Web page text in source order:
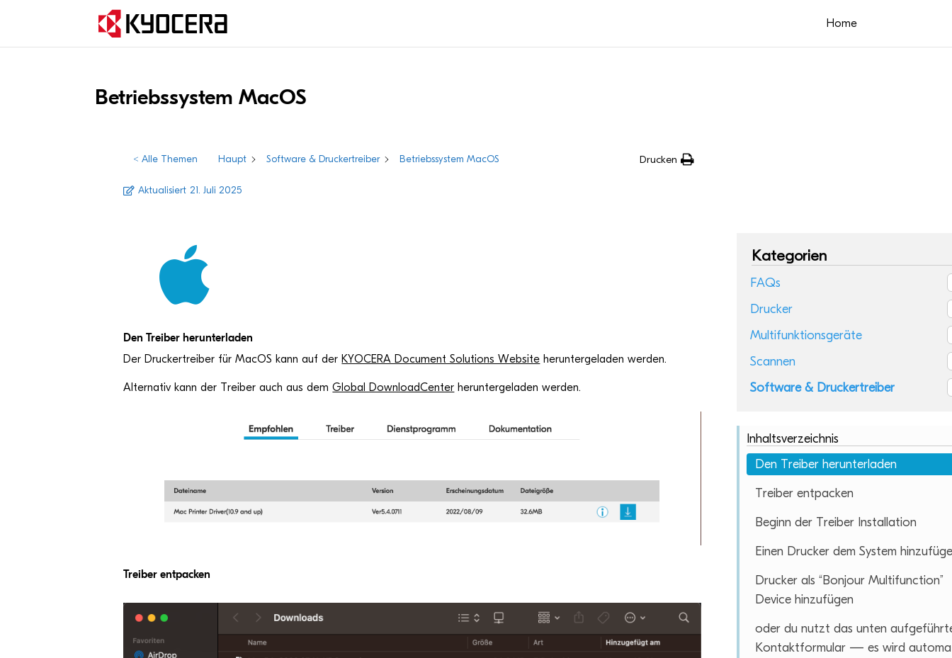
Home
Betriebs­sys­tem MacOS
< Alle Themen Haupt Software & Druckertreiber Betriebssystem MacOS Drucken
Aktualisiert 21. Juli 2025

Den Trei­ber herunterladen
Der Dru­cker­trei­ber für MacOS kann auf der KYOCERA Docu­ment Solu­ti­ons Web­site her­un­ter­ge­la­den werden.
Alter­na­tiv kann der Trei­ber auch aus demGlo­bal Down­load­Cen­ter her­un­ter­ge­la­den werden.
Trei­ber entpacken
Kategorien
FAQs
Drucker
Multifunktionsgeräte
Scannen
Software & Druckertreiber
Inhaltsverzeichnis
Den Trei­ber herunterladen
Trei­ber entpacken
Beginn der Trei­ber Installation
Einen Dru­cker dem Sys­tem
Dru­cker als “Bon­jour Mul­ti­func­tion”
Device hinzufügen
oder du nutzt das unten
Kon­takt­for­mu­lar — es wird